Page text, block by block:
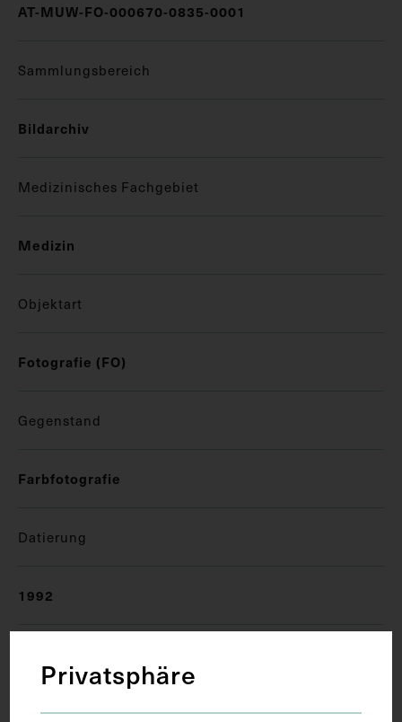
AT-MUW-FO-000670-0835-0001
Sammlungsbereich
Bildarchiv
Medizinisches Fachgebiet
Medizin
Objektart
Fotografie (FO)
Gegenstand
Farbfotografie
Datierung
1992
Graz
Privatsphäre